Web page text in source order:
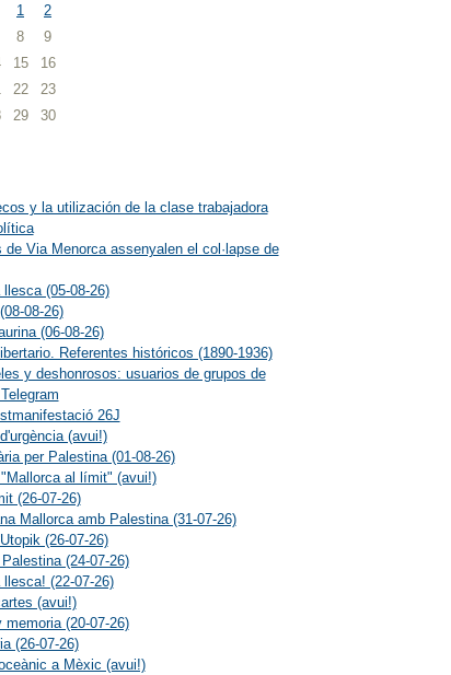
1
2
8
9
15
16
22
23
29
30
y la utilización de la clase trabajadora
de Via Menorca assenyalen el col·lapse de
(05-08-26)
08-26)
(06-08-26)
Referentes históricos (1890-1936)
y deshonrosos: usuarios de grupos de
26J
(avui!)
per Palestina (01-08-26)
al límit" (avui!)
(26-07-26)
Mallorca amb Palestina (31-07-26)
(26-07-26)
(24-07-26)
(22-07-26)
(avui!)
memoria (20-07-26)
(26-07-26)
a Mèxic (avui!)